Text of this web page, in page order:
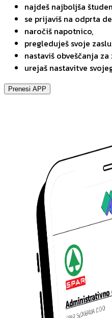
najdeš najboljša
se prijaviš na odprta
naročiš napotnico,
pregleduješ svoje
nastaviš obveščanja
urejaš nastavitve
Prenesi APP